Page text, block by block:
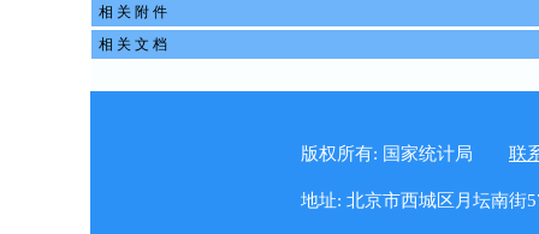
相 关 附 件
相 关 文 档
版权所有: 国家统计局 联
地址: 北京市西城区月坛南街